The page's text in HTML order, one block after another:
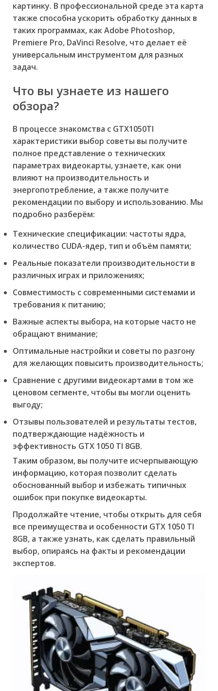
картинку. В профессиональной среде эта карта
также способна ускорить обработку данных в
таких программах, как Adobe Photoshop,
Premiere Pro, DaVinci Resolve, что делает её
универсальным инструментом для разных
задач.
Что вы узнаете из нашего
обзора?
В процессе знакомства с GTX1050TI
характеристики выбор советы вы получите
полное представление о технических
параметрах видеокарты, узнаете, как они
влияют на производительность и
энергопотребление, а также получите
рекомендации по выбору и использованию. Мы
подробно разберём:
Технические спецификации: частоты ядра,
количество CUDA-ядер, тип и объём памяти;
Реальные показатели производительности в
различных играх и приложениях;
Совместимость с современными системами и
требования к питанию;
Важные аспекты выбора, на которые часто не
обращают внимание;
Оптимальные настройки и советы по разгону
для желающих повысить производительность;
Сравнение с другими видеокартами в том же
ценовом сегменте, чтобы вы могли оценить
выгоду;
Отзывы пользователей и результаты тестов,
подтверждающие надёжность и
эффективность GTX 1050 TI 8GB.
Таким образом, вы получите исчерпывающую
информацию, которая позволит сделать
обоснованный выбор и избежать типичных
ошибок при покупке видеокарты.
Продолжайте чтение, чтобы открыть для себя
все преимущества и особенности GTX 1050 TI
8GB, а также узнать, как сделать правильный
выбор, опираясь на факты и рекомендации
экспертов.